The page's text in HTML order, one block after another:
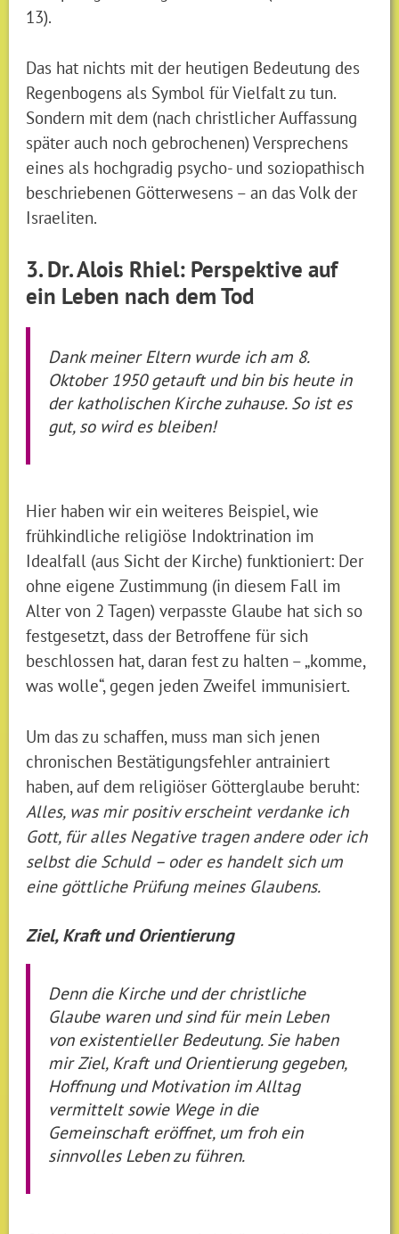
13).
Das hat nichts mit der heutigen Bedeutung des
Regenbogens als Symbol für Vielfalt zu tun.
Sondern mit dem (nach christlicher Auffassung
später auch noch gebrochenen) Versprechens
eines als hochgradig psycho- und soziopathisch
beschriebenen Götterwesens – an das Volk der
Israeliten.
3. Dr. Alois Rhiel: Perspektive auf
ein Leben nach dem Tod
Dank meiner Eltern wurde ich am 8.
Oktober 1950 getauft und bin bis heute in
der katholischen Kirche zuhause. So ist es
gut, so wird es bleiben!
Hier haben wir ein weiteres Beispiel, wie
frühkindliche religiöse Indoktrination im
Idealfall (aus Sicht der Kirche) funktioniert: Der
ohne eigene Zustimmung (in diesem Fall im
Alter von 2 Tagen) verpasste Glaube hat sich so
festgesetzt, dass der Betroffene für sich
beschlossen hat, daran fest zu halten – „komme,
was wolle“, gegen jeden Zweifel immunisiert.
Um das zu schaffen, muss man sich jenen
chronischen Bestätigungsfehler antrainiert
haben, auf dem religiöser Götterglaube beruht:
Alles, was mir positiv erscheint verdanke ich
Gott, für alles Negative tragen andere oder ich
selbst die Schuld – oder es handelt sich um
eine göttliche Prüfung meines Glaubens.
Ziel, Kraft und Orientierung
Denn die Kirche und der christliche
Glaube waren und sind für mein Leben
von existentieller Bedeutung. Sie haben
mir Ziel, Kraft und Orientierung gegeben,
Hoffnung und Motivation im Alltag
vermittelt sowie Wege in die
Gemeinschaft eröffnet, um froh ein
sinnvolles Leben zu führen.